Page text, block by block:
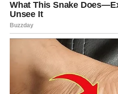
zaslužujete.
Život vam vraća
Pred vama su veoma važni
VODOLIJA